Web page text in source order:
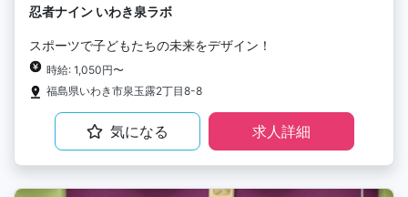
忍者ナイン いわき泉ラボ
スポーツで子どもたちの未来をデザイン！
時給: 1,050円〜
福島県いわき市泉玉露2丁目8-8
気になる 求人詳細